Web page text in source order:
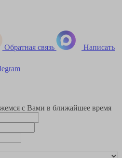
Обратная связь Написать
с Вами в ближайшее время